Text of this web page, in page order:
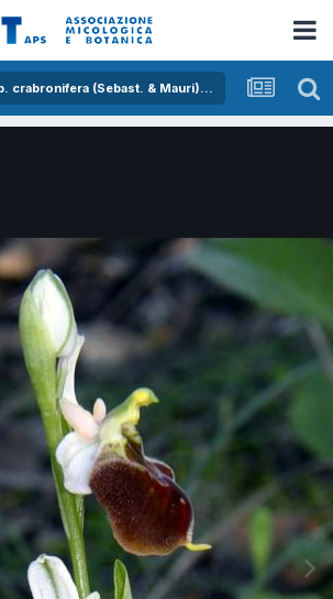
Ophrys argolica subsp. crabronifera (Sebast. & Mauri) Faurt.